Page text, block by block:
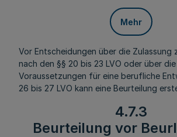
Mehr
Vor Entscheidungen über die Zulassung
nach den §§ 20 bis 23 LVO oder über
Voraussetzungen für eine berufliche
26 bis 27 LVO kann eine Beurteilung
4.7.3
Beurteilung vor